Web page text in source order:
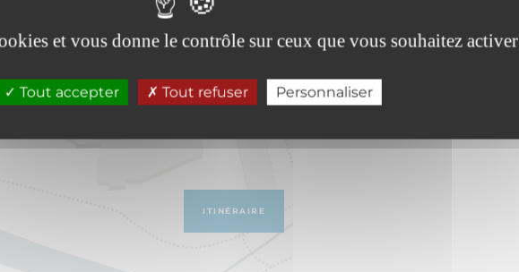
et vous donne le contrôle sur ceux que vous souhaitez activer
Tout accepter Tout refuser Personnaliser
ITINÉRAIRE